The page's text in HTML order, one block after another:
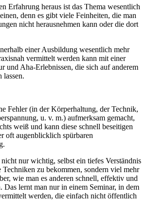
Erfahrung heraus ist das Thema wesentlich
denn es gibt viele Feinheiten, die man
nicht herausnehmen kann oder die dort
einer Ausbildung wesentlich mehr
vermittelt werden kann mit einer
und Aha-Erlebnissen, die sich auf anderem
lassen.
Fehler (in der Körperhaltung, der Technik,
u. v. m.) aufmerksam gemacht,
weiß und kann diese schnell beseitigen
oft augenblicklich spürbaren
nur wichtig, selbst ein tiefes Verständnis
zu bekommen, sondern viel mehr
wie man es anderen schnell, effektiv und
Das lernt man nur in einem Seminar, in dem
werden, die einfach nicht öffentlich